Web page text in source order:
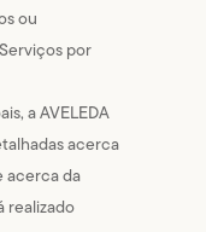
ou
por
a AVELEDA
acerca
acerca da
realizado